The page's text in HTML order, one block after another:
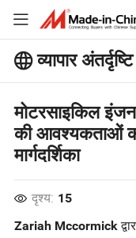
व्यापार अंतर्दृष्टि
देखें!
और देखें
मोटरसाइकिल
की आवश्यकताओं
मार्गदर्शिका
दृश्य: 15
Zariah Mccormick